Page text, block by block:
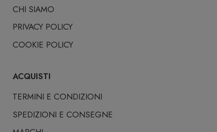
CHI SIAMO
PRIVACY POLICY
COOKIE POLICY
ACQUISTI
TERMINI E CONDIZIONI
SPEDIZIONI E CONSEGNE